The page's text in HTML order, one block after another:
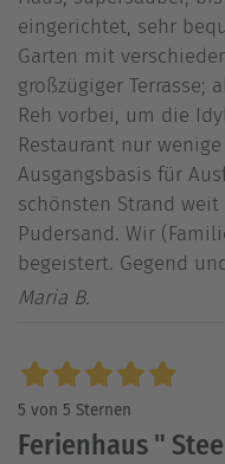
eingerichtet, sehr
Garten mit
großzügiger Terrasse;
Reh vorbei, um die
Restaurant nur
Ausgangsbasis für
schönsten Strand
Pudersand. Wir
begeistert. Gegend
Maria B.
5 von 5 Sternen
Ferienhaus "